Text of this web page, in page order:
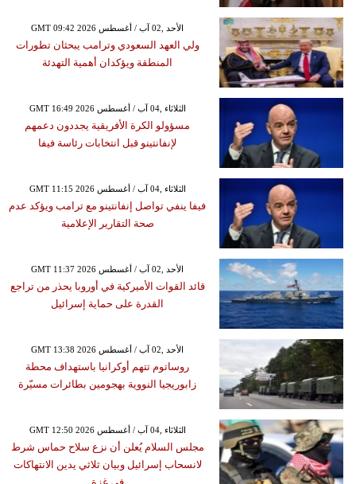
GMT 09:42 2026 الأحد ,02 آب / أغسطس
ولي العهد السعودي وترامب يبحثان تطورات
المنطقة ويؤكدان أهمية التهدئة
GMT 16:49 2026 الثلاثاء ,04 آب / أغسطس
مسؤولو الكرة الأفريقية يجددون دعمهم
لإنفانتينو قبل انتخابات رئاسة فيفا
GMT 11:15 2026 الثلاثاء ,04 آب / أغسطس
فيفا ينفي تواصل إنفانتينو مع ترامب ويؤكد عدم
صحة التقارير الإعلامية
GMT 11:37 2026 الأحد ,02 آب / أغسطس
قائد القوات الأميركية في أوروبا يحذر من تراجع
القدرة على حماية إسرائيل
GMT 13:38 2026 الأحد ,02 آب / أغسطس
روساتوم تتهم أوكرانيا باستهداف محطة
زابوريجيا النووية بهجومين بطائرات مسيّرة
GMT 12:50 2026 الثلاثاء ,04 آب / أغسطس
مجلس السلام يُعلن أن نزع سلاح حماس شرط
لانسحاب إسرائيل وبيان ثلاثي يدين الانتهاكات